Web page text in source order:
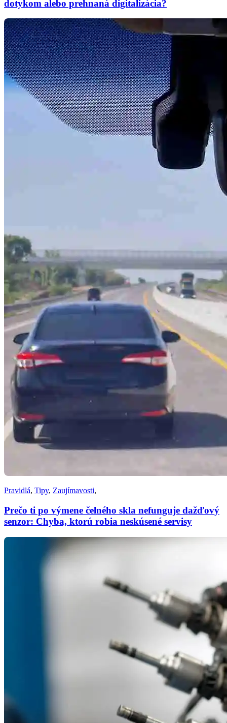
dotykom alebo prehnaná digitalizácia?
Pravidlá, Tipy, Zaujímavosti,
Prečo ti po výmene čelného skla nefunguje dažďový
senzor: Chyba, ktorú robia neskúsené servisy